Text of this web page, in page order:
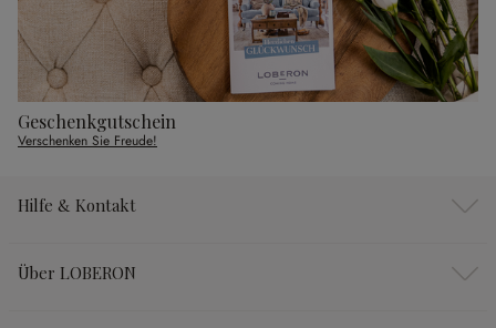
Geschenkgutschein
Verschenken Sie Freude!
Hilfe & Kontakt
Über LOBERON